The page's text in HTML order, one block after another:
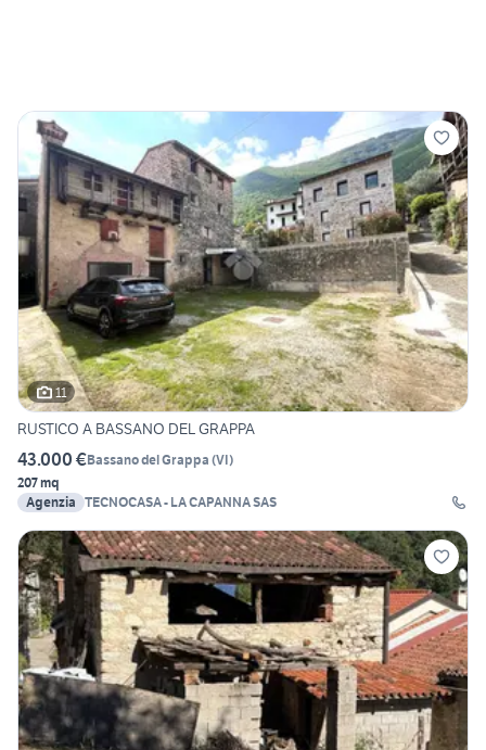
11
RUSTICO A BASSANO DEL GRAPPA
43.000 €Bassano del Grappa (VI)
207 mq
Agenzia TECNOCASA - LA CAPANNA SAS